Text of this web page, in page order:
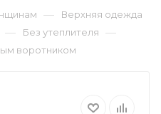
— Верхняя одежда
— Без утеплителя —
воротником